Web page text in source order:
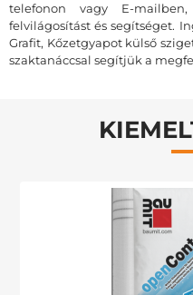
telefonon vagy E-
felvilágosítást és segítséget.
Grafit, Kőzetgyapot külső
szaktanáccsal segítjük a